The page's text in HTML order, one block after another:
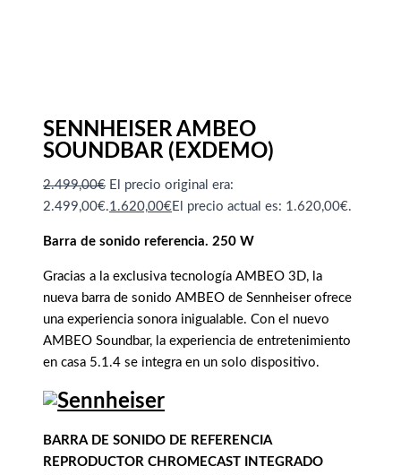
SENNHEISER AMBEO
SOUNDBAR (EXDEMO)
2.499,00€ El precio original era:
2.499,00€.1.620,00€El precio actual es: 1.620,00€.
Barra de sonido referencia. 250 W
Gracias a la exclusiva tecnología AMBEO 3D, la
nueva barra de sonido AMBEO de Sennheiser ofrece
una experiencia sonora inigualable. Con el nuevo
AMBEO Soundbar, la experiencia de entretenimiento
en casa 5.1.4 se integra en un solo dispositivo.
BARRA DE SONIDO DE REFERENCIA
REPRODUCTOR CHROMECAST INTEGRADO